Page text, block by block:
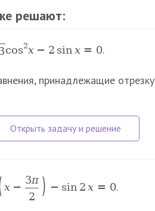
решают:
cos2x − 2 sin x = 0.
принадлежащие отрезку
x −
3π
2
) − sin 2 x = 0.